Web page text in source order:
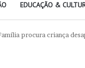
EDUCAÇÃO &
procura criança